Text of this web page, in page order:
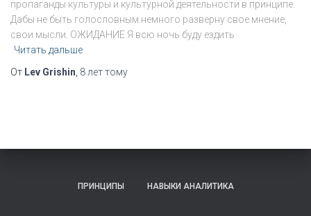
пропаганды культуры и культурной деятельности в принципе.
Дабы не быть голословным немного разверну свое мнение,
свои мысли. ОЖИДАНИЕ Я всю ночь буду ездить
Читать дальше
От Lev Grishin, 8 леттому
ПРИНЦИПЫ НАВЫКИ АНАЛИТИКА